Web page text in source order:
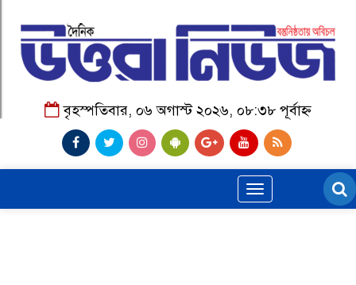
বৃহস্পতিবার, ০৬ অগাস্ট ২০২৬, ০৮:৩৮ পূর্বাহ্ন
Toggle
navigation